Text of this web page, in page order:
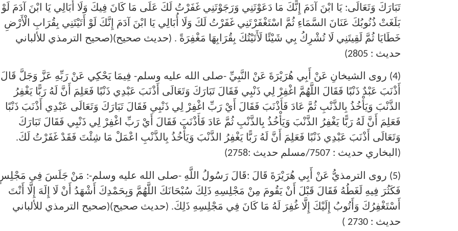
تَبَارَكَ وَتَعَالَى: يَا ابْنَ آدَمَ إِنَّكَ مَا دَعَوْتَنِي وَرَجَوْتَنِي غَفَرْتُ لَكَ عَلَى مَا كَانَ فِيكَ وَلَا أُبَالِي يَا ابْنَ آدَمَ لَوْ
بَلَغَتْ ذُنُوبُكَ عَنَانَ السَّمَاءِ ثُمَّ اسْتَغْفَرْتَنِي غَفَرْتُ لَكَ وَلَا أُبَالِي يَا ابْنَ آدَمَ إِنَّكَ لَوْ أَتَيْتَنِي بِقُرَابِ الْأَرْضِ
خَطَايَا ثُمَّ لَقِيتَنِي لَا تُشْرِكُ بِي شَيْئًا لَأَتَيْتُكَ بِقُرَابِهَا مَغْفِرَةً . (حديث صحيح)(صحيح الترمذي للألباني
حديث : 2805)
(4) روى الشيخانِ عَنْ أَبِي هُرَيْرَةَ عَنْ النَّبِيِّ -صلى الله عليه وسلم- فِيمَا يَحْكِي عَنْ رَبِّهِ عَزَّ وَجَلَّ
أَذْنَبَ عَبْدٌ ذَنْبًا فَقَالَ اللَّهُمَّ اغْفِرْ لِي ذَنْبِي فَقَالَ تَبَارَكَ وَتَعَالَى أَذْنَبَ عَبْدِي ذَنْبًا فَعَلِمَ أَنَّ لَهُ رَبًّا يَغْفِرُ
الذَّنْبَ وَيَأْخُذُ بِالذَّنْبِ ثُمَّ عَادَ فَأَذْنَبَ فَقَالَ أَيْ رَبِّ اغْفِرْ لِي ذَنْبِي فَقَالَ تَبَارَكَ وَتَعَالَى عَبْدِي أَذْنَبَ ذَنْبًا
فَعَلِمَ أَنَّ لَهُ رَبًّا يَغْفِرُ الذَّنْبَ وَيَأْخُذُ بِالذَّنْبِ ثُمَّ عَادَ فَأَذْنَبَ فَقَالَ أَيْ رَبِّ اغْفِرْ لِي ذَنْبِي فَقَالَ تَبَارَكَ
وَتَعَالَى أَذْنَبَ عَبْدِي ذَنْبًا فَعَلِمَ أَنَّ لَهُ رَبًّا يَغْفِرُ الذَّنْبَ وَيَأْخُذُ بِالذَّنْبِ اعْمَلْ مَا شِئْتَ فَقَدْ غَفَرْتُ لَكَ.
(البخاري حديث : 7507/مسلم حديث :2758)
(5) روى الترمذيُّ عَنْ أَبِي هُرَيْرَةَ قَالَ :قَالَ رَسُولُ اللَّهِ -صلى الله عليه وسلم-: مَنْ جَلَسَ فِي
فَكَثُرَ فِيهِ لَغَطُهُ فَقَالَ قَبْلَ أَنْ يَقُومَ مِنْ مَجْلِسِهِ ذَلِكَ سُبْحَانَكَ اللَّهُمَّ وَبِحَمْدِكَ أَشْهَدُ أَنْ لَا إِلَهَ إِلَّا أَنْتَ
أَسْتَغْفِرُكَ وَأَتُوبُ إِلَيْكَ إِلَّا غُفِرَ لَهُ مَا كَانَ فِي مَجْلِسِهِ ذَلِكَ. (حديث صحيح)(صحيح الترمذي للألباني
حديث : 2730 )